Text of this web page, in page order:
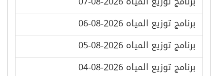
برنامج توزيع المياه 2026-08-06
برنامج توزيع المياه 2026-08-05
برنامج توزيع المياه 2026-08-04